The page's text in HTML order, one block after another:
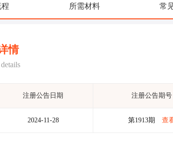
所需材料 常
情
注册公告日期 注册公告期号
2024-11-28 第1913期 查